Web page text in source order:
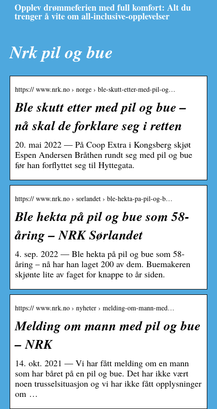
Opplev drømmeferien med full komfort: Alt du
trenger å vite om all-inclusive-opplevelser
Nrk pil og bue
https:// www.nrk.no › norge › ble-skutt-etter-med-pil-og…
Ble skutt etter med pil og bue –
nå skal de forklare seg i retten
20. mai 2022 — På Coop Extra i Kongsberg skjøt
Espen Andersen Bråthen rundt seg med pil og bue
før han forflyttet seg til Hyttegata.
https:// www.nrk.no › sorlandet › ble-hekta-pa-pil-og-b…
Ble hekta på pil og bue som 58-
åring – NRK Sørlandet
4. sep. 2022 — Ble hekta på pil og bue som 58-
åring – nå har han laget 200 av dem. Buemakeren
skjønte lite av faget for knappe to år siden.
https:// www.nrk.no › nyheter › melding-om-mann-med…
Melding om mann med pil og bue
– NRK
14. okt. 2021 — Vi har fått melding om en mann
som har båret på en pil og bue. Det har ikke vært
noen trusselsituasjon og vi har ikke fått opplysninger
om …